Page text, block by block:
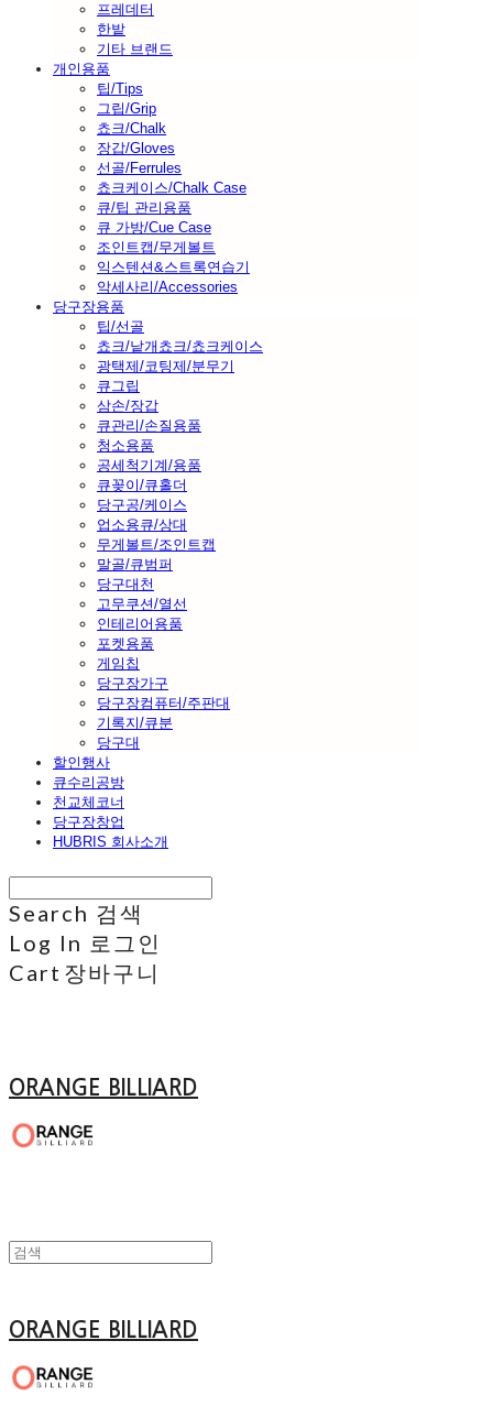
프레데터
한밭
기타 브랜드
개인용품
팁/Tips
그립/Grip
쵸크/Chalk
장갑/Gloves
선골/Ferrules
쵸크케이스/Chalk Case
큐/팁 관리용품
큐 가방/Cue Case
조인트캡/무게볼트
익스텐션&스트록연습기
악세사리/Accessories
당구장용품
팁/선골
쵸크/낱개쵸크/쵸크케이스
광택제/코팅제/분무기
큐그립
삼손/장갑
큐관리/손질용품
청소용품
공세척기계/용품
큐꽂이/큐홀더
당구공/케이스
업소용큐/상대
무게볼트/조인트캡
말골/큐범퍼
당구대천
고무쿠션/열선
인테리어용품
포켓용품
게임칩
당구장가구
당구장컴퓨터/주판대
기록지/큐분
당구대
할인행사
큐수리공방
천교체코너
당구장창업
HUBRIS 회사소개
Search 검색
Log In 로그인
Cart 장바구니
ORANGE BILLIARD
ORANGE BILLIARD